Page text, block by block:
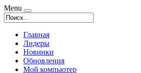
Menu
Главная
Лидеры
Новинки
Обновления
Мой компьютер